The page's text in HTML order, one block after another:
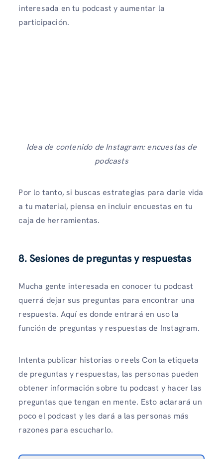
interesada en tu podcast y aumentar la
participación.
Idea de contenido de Instagram: encuestas de
podcasts
Por lo tanto, si buscas estrategias para darle vida
a tu material, piensa en incluir encuestas en tu
caja de herramientas.
8. Sesiones de preguntas y respuestas
Mucha gente interesada en conocer tu podcast
querrá dejar sus preguntas para encontrar una
respuesta. Aquí es donde entrará en uso la
función de preguntas y respuestas de Instagram.
Intenta publicar historias o reels Con la etiqueta
de preguntas y respuestas, las personas pueden
obtener información sobre tu podcast y hacer las
preguntas que tengan en mente. Esto aclarará un
poco el podcast y les dará a las personas más
razones para escucharlo.